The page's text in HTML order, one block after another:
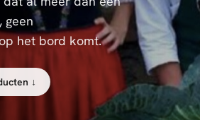
geen
het bord komt.
↓